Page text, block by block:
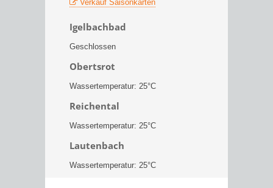
Verkauf Saisonkarten
Igelbachbad
Geschlossen
Obertsrot
Wassertemperatur: 25°C
Reichental
Wassertemperatur: 25°C
Lautenbach
Wassertemperatur: 25°C